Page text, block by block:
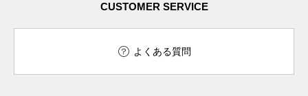
CUSTOMER SERVICE
よくある質問